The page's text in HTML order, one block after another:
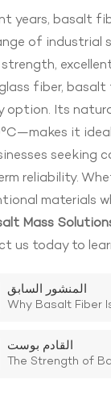
years, basalt
of industrial
fiber,
option. Its
it
reliability.
materials
Mass
us today to
المنشور السابق
Why Basalt Fiber
القادم بوست
The Strength of